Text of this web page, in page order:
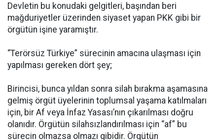
Devletin bu konudaki gelgitleri, başından beri
mağduriyetler üzerinden siyaset yapan PKK gibi bir
örgütün işine yaramıştır.
“Terörsüz Türkiye” sürecinin amacına ulaşması için
yapılması gereken dört şey;
Birincisi, bunca yıldan sonra silah bırakma aşamasına
gelmiş örgüt üyelerinin toplumsal yaşama katılmaları
için, bir Af veya İnfaz Yasası’nın çıkarılması doğru
olanıdır. Örgütün silahsızlandırılması için “af” bu
sürecin olmazsa olmazı gibidir. Örgütün